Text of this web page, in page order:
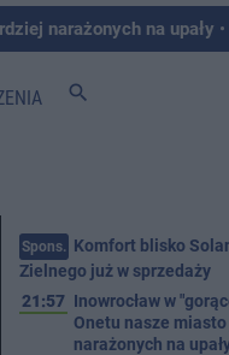
narażonych na upały •
search
Spons. Komfort blisko
Zielnego już w sprzedaży
21:57 Inowrocław w
Onetu nasze
narażonych na